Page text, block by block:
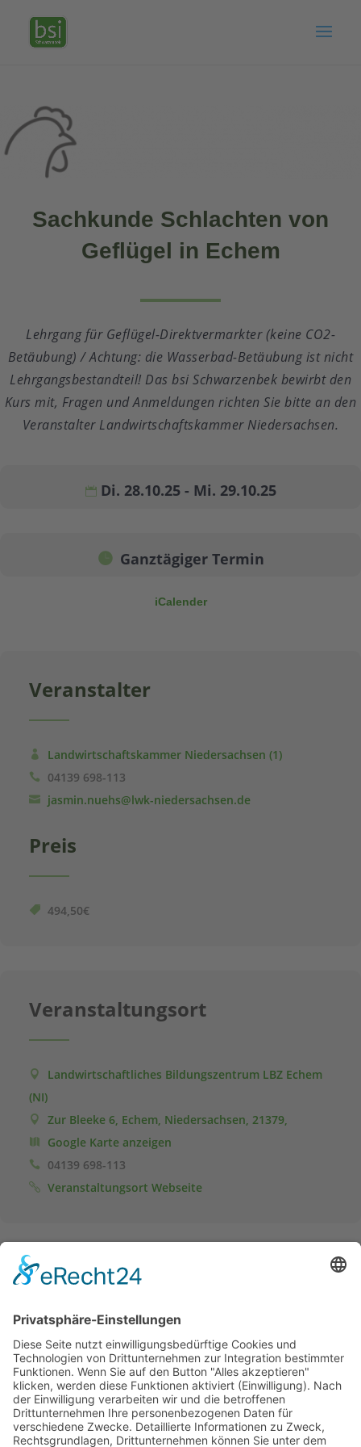
Sachkunde Schlachten von
Geflügel in Echem
Lehrgang für Geflügel-Direktvermarkter (keine CO2-
Betäubung) / Achtung: die Wasserbad-Betäubung ist nicht
Lehrgangsbestandteil! Das bsi Schwarzenbek bewirbt den
Kurs mit, Fragen und Anmeldungen richten Sie bitte an den
Veranstalter Landwirtschaftskammer Niedersachsen.
Di. 28.10.25 - Mi. 29.10.25
Ganztägiger Termin
iCalender
Veranstalter
Landwirtschaftskammer Niedersachsen (1)
04139 698-113
jasmin.nuehs@lwk-niedersachsen.de
Preis
494,50€
Veranstaltungsort
Landwirtschaftliches Bildungszentrum LBZ Echem
(NI)
Zur Bleeke 6, Echem, Niedersachsen, 21379,
Google Karte anzeigen
04139 698-113
Veranstaltungsort Webseite
Anmeldung
Das bsi Schwarzenbek ist Referent beim Lehrgang.
Für die Ausschreibung und Organisation ist der Veranstalter